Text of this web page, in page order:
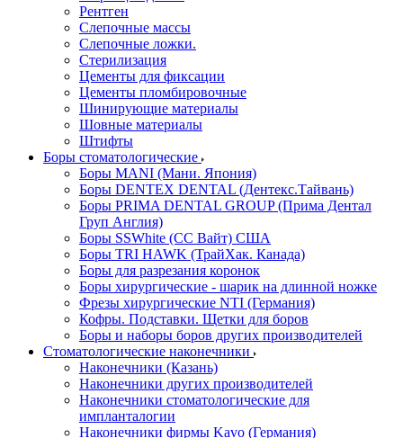
Рентген
Слепочные массы
Слепочные ложки.
Стерилизация
Цементы для фиксации
Цементы пломбировочные
Шинирующие материалы
Шовные материалы
Штифты
Боры стоматологические
Боры MANI (Мани. Япония)
Боры DENTEX DENTAL (Дентекс.Тайвань)
Боры PRIMA DENTAL GROUP (Прима Дентал
Груп Англия)
Боры SSWhite (СС Вайт) США
Боры TRI HAWK (ТрайХак. Канада)
Боры для разрезания коронок
Боры хирургические - шарик на длинной ножке
Фрезы хирургические NTI (Германия)
Кофры. Подставки. Щетки для боров
Боры и наборы боров других производителей
Стоматологические наконечники
Наконечники (Казань)
Наконечники других производителей
Наконечники стоматологические для
импланталогии
Наконечники фирмы Kavo (Германия)